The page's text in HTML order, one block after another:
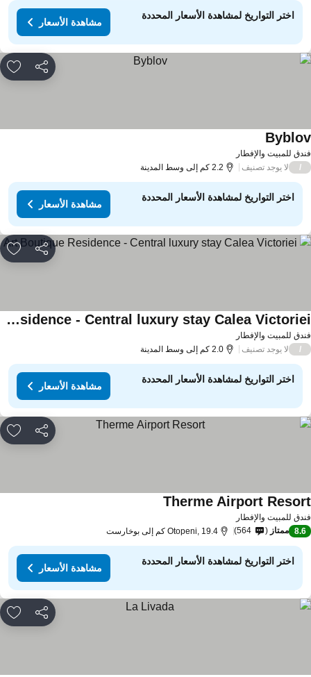
اختر التواريخ لمشاهدة الأسعار المحددة
مشاهدة الأسعار
مشاركة
للمبيت والإفطار
لا يوجد تصنيف 2.2 كم إلى وسط المدينة
اختر التواريخ لمشاهدة الأسعار المحددة
مشاهدة الأسعار
مشاركة
للمبيت والإفطار
Art Boutique Residence - Central luxury stay Calea Victoriei
لا يوجد تصنيف 2.0 كم إلى وسط المدينة
اختر التواريخ لمشاهدة الأسعار المحددة
مشاهدة الأسعار
مشاركة
للمبيت والإفطار
Therme Airport
8.6 ممتاز 564 Otopeni, 19.4 كم إلى بوخارست
اختر التواريخ لمشاهدة الأسعار المحددة
مشاهدة الأسعار
مشاركة